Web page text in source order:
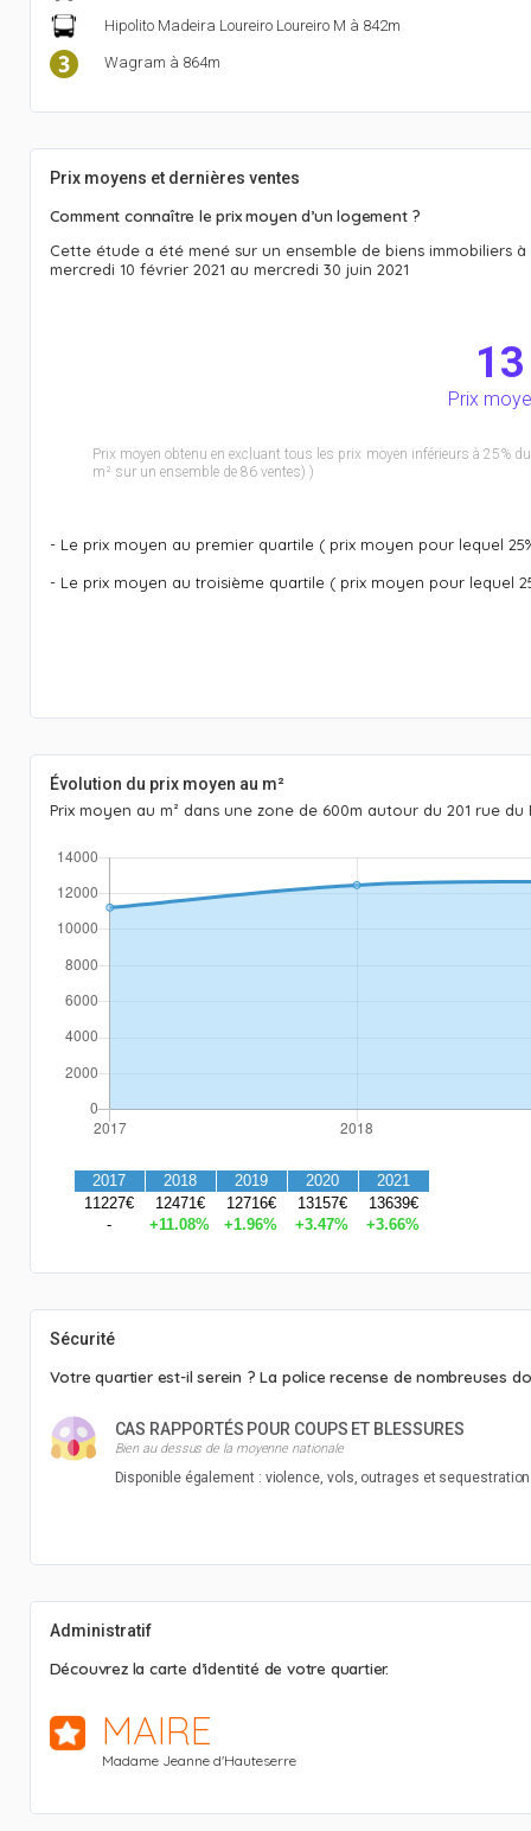
Hipolito Madeira Loureiro Loureiro M à 842m
Wagram à 864m
Prix moyens et dernières ventes
Comment connaître le prix moyen d’un logement ?
Cette étude a été mené sur un ensemble de biens immobiliers
mercredi 10 février 2021 au mercredi 30 juin 2021
Prix
Prix moyen obtenu en excluant tous les prix moyen inférieurs à 25%
m² sur un ensemble de 86 ventes) )
- Le prix moyen au premier quartile ( prix moyen pour lequel
- Le prix moyen au troisième quartile ( prix moyen pour lequel
Évolution du prix moyen au m²
Prix moyen au m² dans une zone de 600m autour du 201 rue
2017 2018 2019 2020
2021
11227€
12471€ 12716€ 13157€
13639€
-
+11.08% +1.96% +3.47% +3.66%
Sécurité
Votre quartier est-il serein ? La police recense de nombreuses
CAS RAPPORTÉS POUR COUPS ET BLESSURES
Bien au dessus de la moyenne nationale
Disponible également : violence, vols, outrages et
Administratif
Découvrez la carte d’identité de votre quartier.
MAIRE
Madame Jeanne d'Hauteserre